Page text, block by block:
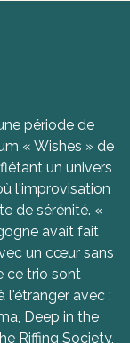
période de
« Wishes » de
un univers
l'improvisation
de sérénité. «
avait fait
un cœur sans
ce trio sont
l'étranger avec :
Deep in the
Riffing Society,